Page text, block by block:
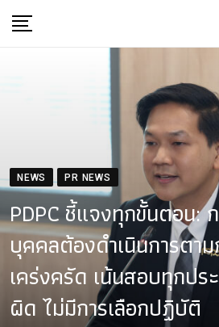
to
NEWS PR NEWS
PDPC ชี้แจงทุกขั้นตอน:
บุคคลต้องดำเนินการตา
เคร่งครัด เน้นสอบทุกปร
ผิด ไม่มีการเลือกปฏิบัติ​